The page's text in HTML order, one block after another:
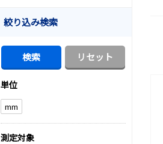
絞り込み検索
単位
mm
測定対象